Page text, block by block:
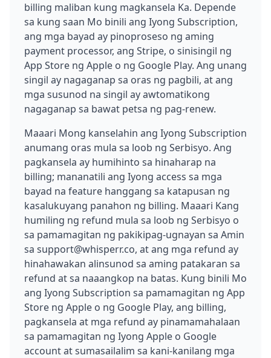
billing maliban kung magkansela Ka. Depende
sa kung saan Mo binili ang Iyong Subscription,
ang mga bayad ay pinoproseso ng aming
payment processor, ang Stripe, o sinisingil ng
App Store ng Apple o ng Google Play. Ang unang
singil ay nagaganap sa oras ng pagbili, at ang
mga susunod na singil ay awtomatikong
nagaganap sa bawat petsa ng pag-renew.
Maaari Mong kanselahin ang Iyong Subscription
anumang oras mula sa loob ng Serbisyo. Ang
pagkansela ay humihinto sa hinaharap na
billing; mananatili ang Iyong access sa mga
bayad na feature hanggang sa katapusan ng
kasalukuyang panahon ng billing. Maaari Kang
humiling ng refund mula sa loob ng Serbisyo o
sa pamamagitan ng pakikipag-ugnayan sa Amin
sa support@whisperr.co, at ang mga refund ay
hinahawakan alinsunod sa aming patakaran sa
refund at sa naaangkop na batas. Kung binili Mo
ang Iyong Subscription sa pamamagitan ng App
Store ng Apple o ng Google Play, ang billing,
pagkansela at mga refund ay pinamamahalaan
sa pamamagitan ng Iyong Apple o Google
account at sumasailalim sa kani-kanilang mga